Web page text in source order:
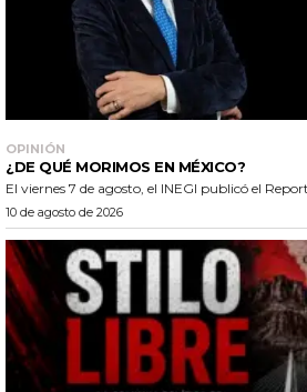
OPINIÓN
¿DE QUÉ MORIMOS EN MÉXICO?
El viernes 7 de agosto, el INEGI publicó el
10 de agosto de 2026